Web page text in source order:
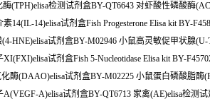
(TPH)elisa检测试剂盒BY-QT6643 对虾酸性磷酸酶
14(IL-14)elisa试剂盒Fish Progesterone Elisa kit BY-
HNE)elisa试剂盒BY-M02946 小鼠高灵敏促甲状腺(U-
试剂盒Fish 5-Nucleotidase Elisa kit BY-
酶(DAAO)elisa试剂盒BY-M02225 小鼠蛋白磷酸脂酶
A)elisa试剂盒BY-QT6713 家禽(AE)elisa检测